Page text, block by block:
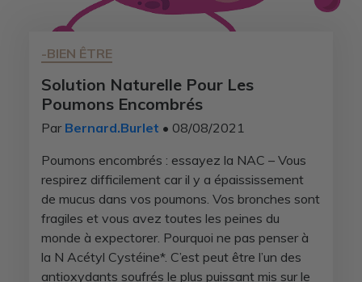
-BIEN ÊTRE
Solution Naturelle Pour Les
Poumons Encombrés
Par Bernard.Burlet • 08/08/2021
Poumons encombrés : essayez la NAC – Vous
respirez difficilement car il y a épaississement
de mucus dans vos poumons. Vos bronches sont
fragiles et vous avez toutes les peines du
monde à expectorer. Pourquoi ne pas penser à
la N Acétyl Cystéine*. C’est peut être l’un des
antioxydants soufrés le plus puissant mis sur le